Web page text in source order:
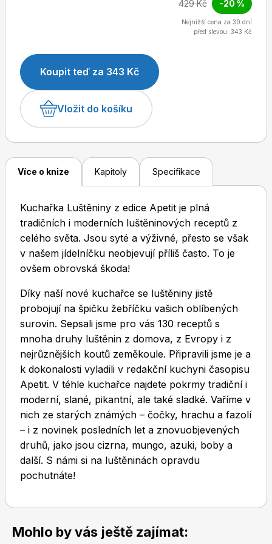
Dětské časopisy
Burda Best of
Burda Kids
Toprecepty.cz
jako jsou cizrna, mungo, azuki, boby a další. S námi
si na luštěninách opravdu pochutnáte!
429 Kč -20 %
Nejnižší cena za 30 dní
před slevou: 343 Kč
Koupit teď za 343 Kč
Vložit do košíku
Více o knize Kapitoly Specifikace
Kuchařka Luštěniny z edice Apetit je plná
tradičních i moderních luštěninových receptů z
celého světa. Jsou syté a výživné, přesto se však
v našem jídelníčku neobjevují příliš často. To je
ovšem obrovská škoda!
Díky naší nové kuchařce se luštěniny jistě
probojují na špičku žebříčku vašich oblíbených
surovin. Sepsali jsme pro vás 130 receptů s
mnoha druhy luštěnin z domova, z Evropy i z
nejrůznějších koutů zeměkoule. Připravili jsme je a
k dokonalosti vyladili v redakční kuchyni časopisu
Apetit. V téhle kuchařce najdete pokrmy tradiční i
moderní, slané, pikantní, ale také sladké. Vaříme v
nich ze starých známých – čočky, hrachu a fazolí
– i z novinek posledních let a znovuobjevených
druhů, jako jsou cizrna, mungo, azuki, boby a
další. S námi si na luštěninách opravdu
pochutnáte!
Mohlo by vás ještě zajímat: